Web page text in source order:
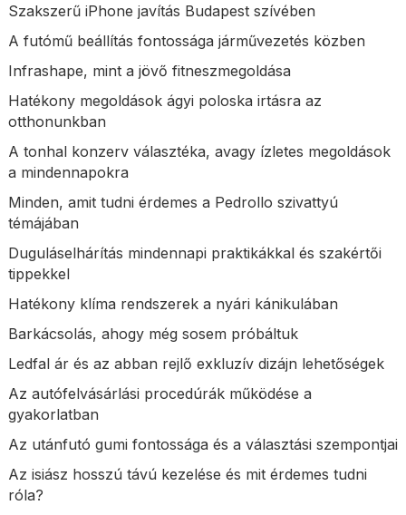
Szakszerű iPhone javítás Budapest szívében
A futómű beállítás fontossága járművezetés közben
Infrashape, mint a jövő fitneszmegoldása
Hatékony megoldások ágyi poloska irtásra az
otthonunkban
A tonhal konzerv választéka, avagy ízletes megoldások
a mindennapokra
Minden, amit tudni érdemes a Pedrollo szivattyú
témájában
Duguláselhárítás mindennapi praktikákkal és szakértői
tippekkel
Hatékony klíma rendszerek a nyári kánikulában
Barkácsolás, ahogy még sosem próbáltuk
Ledfal ár és az abban rejlő exkluzív dizájn lehetőségek
Az autófelvásárlási procedúrák működése a
gyakorlatban
Az utánfutó gumi fontossága és a választási szempontjai
Az isiász hosszú távú kezelése és mit érdemes tudni
róla?